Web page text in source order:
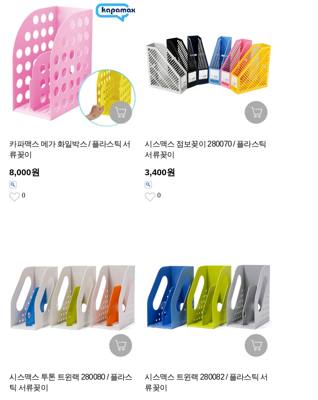
카파맥스 메가 화일박스 / 플라스틱 서
류꽂이
8,000원
0
시스맥스 점보꽂이 280070 / 플라스틱
서류꽂이
3,400원
0
시스맥스 투톤 트윈랙 280080 / 플라스
틱 서류꽂이
시스맥스 트윈랙 280082 / 플라스틱 서
류꽂이